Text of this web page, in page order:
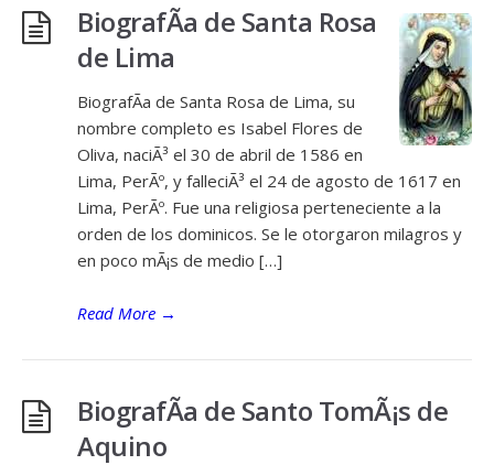
BiografÃ­a de Santa Rosa
de Lima
BiografÃ­a de Santa Rosa de Lima, su
nombre completo es Isabel Flores de
Oliva, naciÃ³ el 30 de abril de 1586 en
Lima, PerÃº, y falleciÃ³ el 24 de agosto de 1617 en
Lima, PerÃº. Fue una religiosa perteneciente a la
orden de los dominicos. Se le otorgaron milagros y
en poco mÃ¡s de medio […]
Read More →
BiografÃ­a de Santo TomÃ¡s de
Aquino